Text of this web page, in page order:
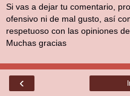
Si vas a dejar tu comentario,
ofensivo ni de mal gusto, así
respetuoso con las opiniones
Muchas gracias
‹